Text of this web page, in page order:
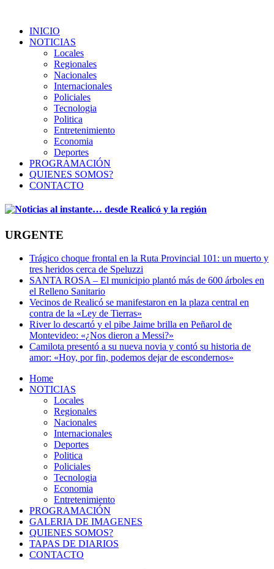
INICIO
NOTICIAS
Locales
Regionales
Nacionales
Internacionales
Policiales
Tecnologia
Politica
Entretenimiento
Economia
Deportes
PROGRAMACIÓN
QUIENES SOMOS?
CONTACTO
URGENTE
Trágico choque frontal en la Ruta Provincial 101: un muerto y
tres heridos cerca de Speluzzi
SANTA ROSA – El municipio plantó más de 600 árboles en
el Relleno Sanitario
Vecinos de Realicó se manifestaron en la plaza central en
contra de la «Ley de Tierras»
River lo descartó y el pibe Jaime brilla en Peñarol de
Montevideo: «¿Nos dieron a Messi?»
Camilota presentó a su nueva novia y contó su historia de
amor: «Hoy, por fin, podemos dejar de escondernos»
Home
NOTICIAS
Locales
Regionales
Nacionales
Internacionales
Deportes
Politica
Policiales
Tecnologia
Economia
Entretenimiento
PROGRAMACIÓN
GALERIA DE IMAGENES
QUIENES SOMOS?
TAPAS DE DIARIOS
CONTACTO